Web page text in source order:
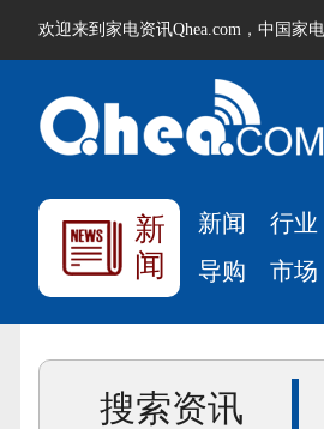
欢迎来到家电资讯Qhea.com，中国家
新
闻
新闻 行业
导购
市场
搜索资讯